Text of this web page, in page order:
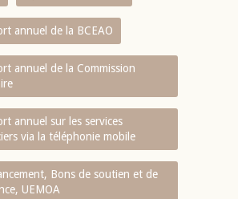
annuel de la BCEAO
annuel de la Commission
annuel sur les services
via la téléphonie mobile
Bons de soutien et de
UEMOA